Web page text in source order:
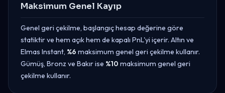
Maksimum Genel Kayıp
Genel geri çekilme, başlangıç hesap değerine göre
statiktir ve hem açık hem de kapalı PnL'yi içerir. Altın ve
Elmas Instant, %6 maksimum genel geri çekilme kullanır.
Gümüş, Bronz ve Bakır ise %10 maksimum genel geri
çekilme kullanır.